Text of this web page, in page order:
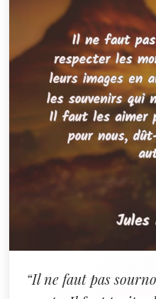
“Il ne faut pas